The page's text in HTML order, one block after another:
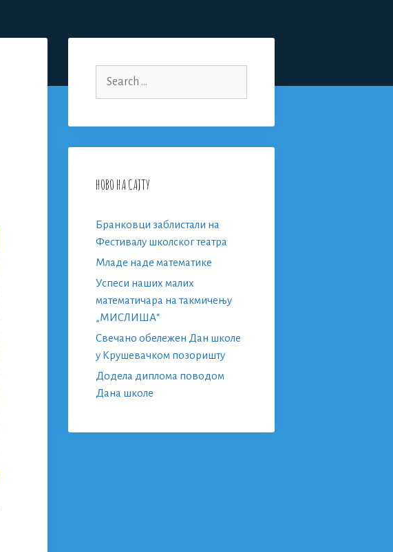
НОВО НА САЈТУ
Бранковци заблистали на
Фестивалу школског театра
Младе наде математике
Успеси наших малих
математичара на такмичењу
„МИСЛИША“
Свечано обележен Дан школе
у Крушевачком позоришту
Додела диплома поводом
Дана школе